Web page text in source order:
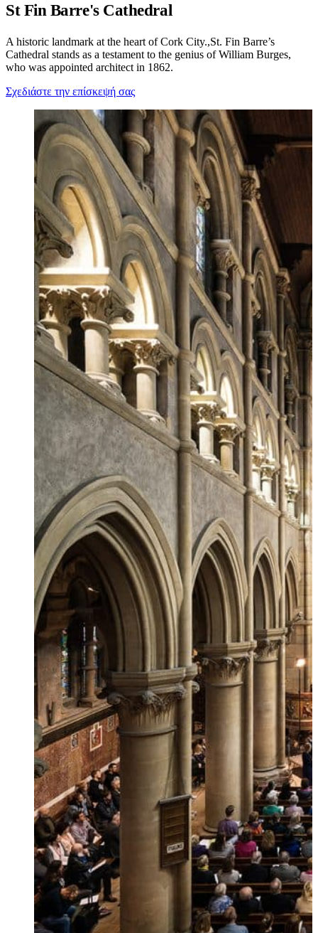
St Fin Barre's Cathedral
A historic landmark at the heart of Cork City.,St. Fin Barre’s
Cathedral stands as a testament to the genius of William Burges,
who was appointed architect in 1862.
Σχεδιάστε την επίσκεψή σας